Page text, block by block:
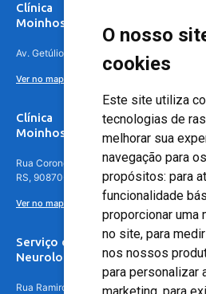
O nosso
cookies
Este site utiliza
tecnologias de
melhorar sua
navegação para
propósitos: para
funcionalidade
proporcionar uma
no site, para
nos nossos
para personalizar
Clínica
Moinhos de Vento Canoas
Av. Getúlio Vargas, 4841 – Centro, Canoas
Ver no mapa
Clínica
Moinhos de Vento - Teresópolis
Rua Coronel Aparício Borges, 250 - 3º
RS, 90870-016
Ver no mapa
Serviço de
Neurologia
Rua Ramiro Barcelos, 630 – 5º andar –